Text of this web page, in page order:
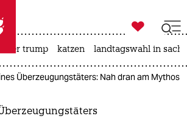
taz zahl ich
taz zahl ich

taz zahl ich
unter trump katzen landtagswahl in
Überzeugungstäters: Nah dran am Mythos